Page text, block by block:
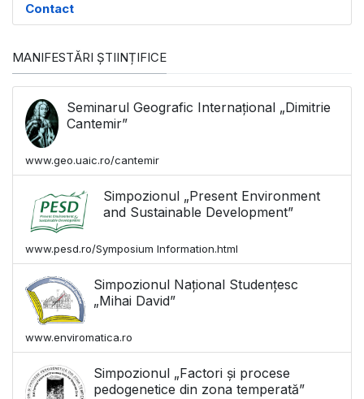
Contact
MANIFESTĂRI ȘTIINȚIFICE
Seminarul Geografic Internațional „Dimitrie
Cantemir”
www.geo.uaic.ro/cantemir
Simpozionul „Present Environment
and Sustainable Development”
www.pesd.ro/Symposium Information.html
Simpozionul Național Studențesc
„Mihai David”
www.enviromatica.ro
Simpozionul „Factori și procese
pedogenetice din zona temperată”